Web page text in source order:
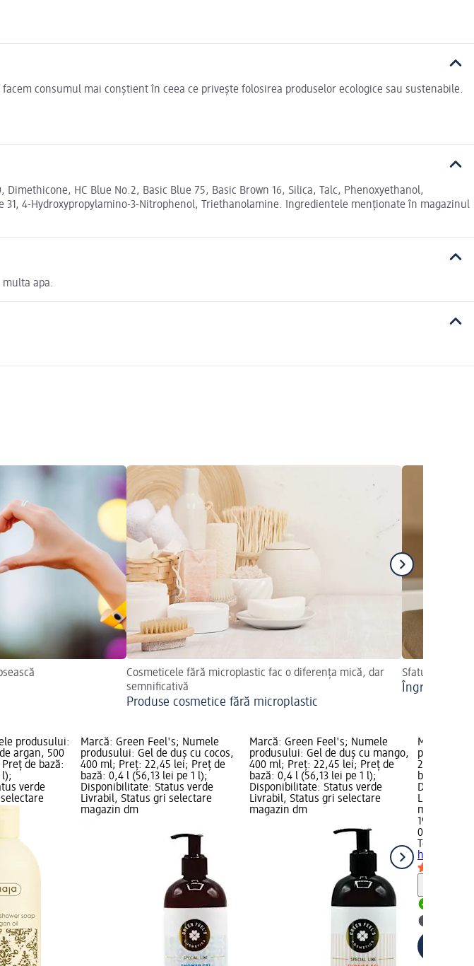
consumul mai conștient în ceea ce privește folosirea produselor ecologice sau sustenabile.
HC Blue No.2, Basic Blue 75, Basic Brown 16, Silica, Talc, Phenoxyethanol,
31, 4-Hydroxypropylamino-3-Nitrophenol, Triethanolamine. Ingredientele menționate în magazinul
apa.
Cosmeticele fără microplastic fac o diferența mică, dar
semnificativă
Produse cosmetice fără microplastic
Sfaturi utile
Îngrijirea
produsului:
argan, 500
de bază:
l);
verde
Marcă: Green Feel's; Numele
produsului: Gel de duș cu cocos,
400 ml; Preț: 22,45 lei; Preț de
bază: 0,4 l (56,13 lei pe 1 l);
Disponibilitate: Status verde
Livrabil, Status gri selectare
magazin dm
Marcă: Green Feel's; Numele
produsului: Gel de duș cu mango,
400 ml; Preț: 22,45 lei; Preț de
bază: 0,4 l (56,13 lei pe 1 l);
Disponibilitate: Status verde
Livrabil, Status gri selectare
magazin dm
Marcă:
produsului:
250 ml;
bază: 0,25
Livrabil,
magazin
19,95 lei
0,25 l
Tesori
hammam,